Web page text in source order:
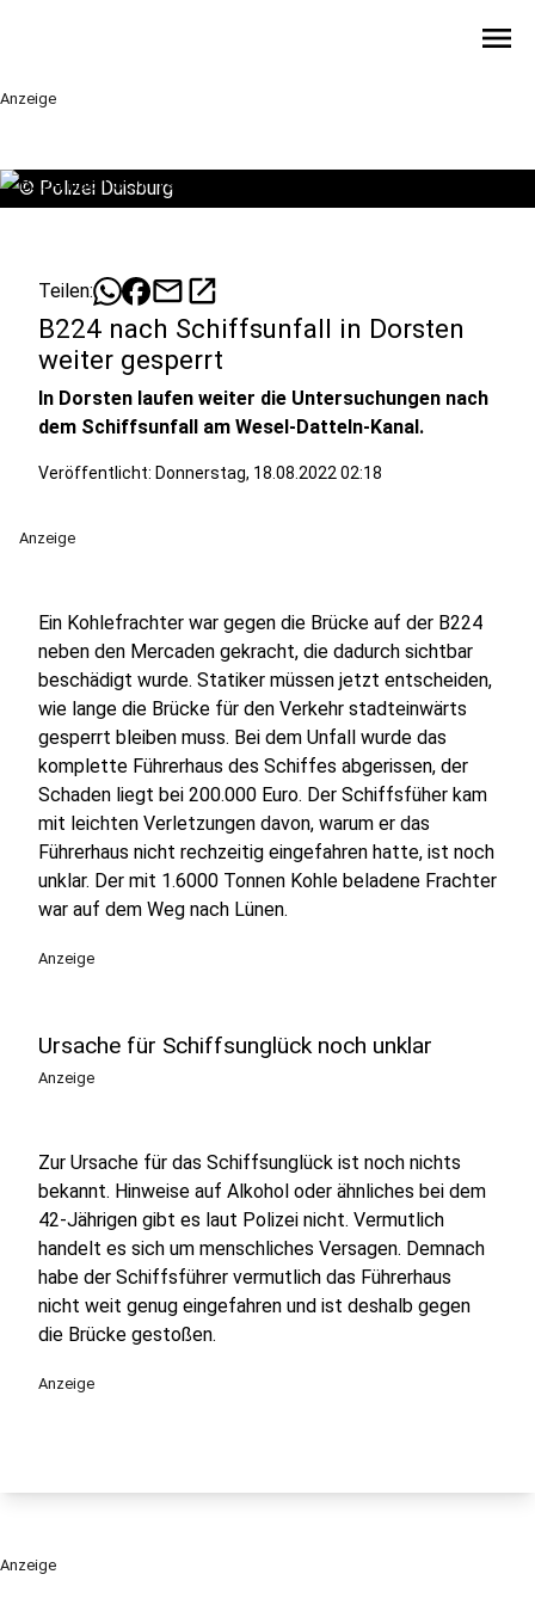
menu
Anzeige
© Polizei Duisburg
Teilen: mailopen_in_new
B224 nach Schiffsunfall in Dorsten
weiter gesperrt
In Dorsten laufen weiter die Untersuchungen nach
dem Schiffsunfall am Wesel-Datteln-Kanal.
Veröffentlicht: Donnerstag, 18.08.2022 02:18
Anzeige
Ein Kohlefrachter war gegen die Brücke auf der B224
neben den Mercaden gekracht, die dadurch sichtbar
beschädigt wurde. Statiker müssen jetzt entscheiden,
wie lange die Brücke für den Verkehr stadteinwärts
gesperrt bleiben muss. Bei dem Unfall wurde das
komplette Führerhaus des Schiffes abgerissen, der
Schaden liegt bei 200.000 Euro. Der Schiffsfüher kam
mit leichten Verletzungen davon, warum er das
Führerhaus nicht rechzeitig eingefahren hatte, ist noch
unklar. Der mit 1.6000 Tonnen Kohle beladene Frachter
war auf dem Weg nach Lünen.
Anzeige
Ursache für Schiffsunglück noch unklar
Anzeige
Zur Ursache für das Schiffsunglück ist noch nichts
bekannt. Hinweise auf Alkohol oder ähnliches bei dem
42-Jährigen gibt es laut Polizei nicht. Vermutlich
handelt es sich um menschliches Versagen. Demnach
habe der Schiffsführer vermutlich das Führerhaus
nicht weit genug eingefahren und ist deshalb gegen
die Brücke gestoßen.
Anzeige
Anzeige